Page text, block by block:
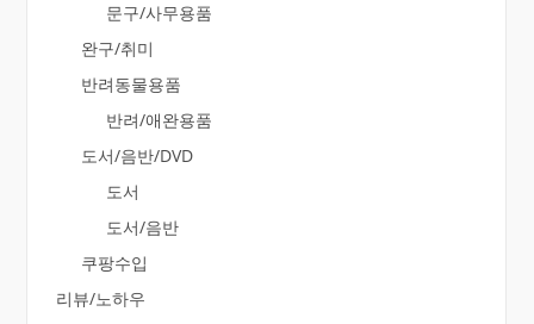
문구/사무용품
완구/취미
반려동물용품
반려/애완용품
도서/음반/DVD
도서
도서/음반
쿠팡수입
리뷰/노하우